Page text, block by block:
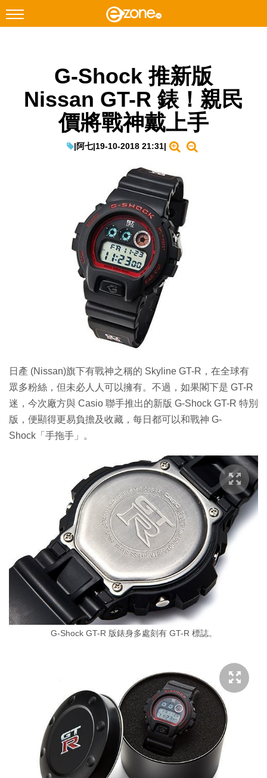
Facebook Instagram
科技焦點
生成式AI與雲端應用
Enterprise Digital Transformation
G-Shock 推新版
Nissan GT-R 錶！親民
價將戰神戴上手
|阿七|19-10-2018 21:31|
日產 (Nissan)旗下有戰神之稱的 Skyline GT-R，在全球有
眾多粉絲，但未必人人可以擁有。不過，如果閣下是 GT-R
迷，今次廠方與 Casio 聯手推出的新版 G-Shock GT-R 特別
版，便顯得更易負擔及收藏，每日都可以和戰神 G-
Shock「手拖手」。
G-Shock GT-R 版錶身多處刻有 GT-R 標誌。